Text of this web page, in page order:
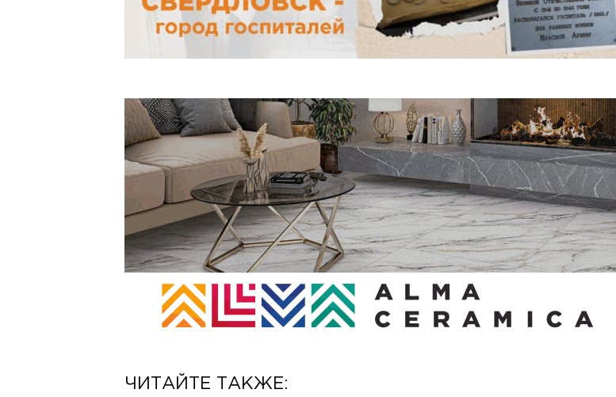
ЧИТАЙТЕ ТАКЖЕ: